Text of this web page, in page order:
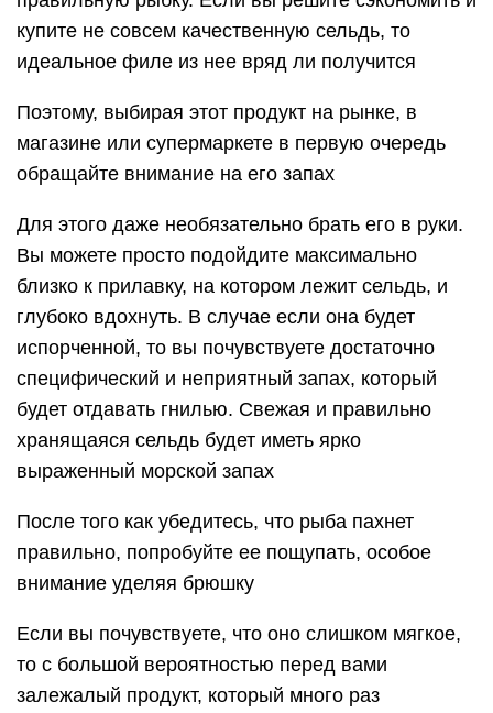
купите не совсем качественную сельдь, то
идеальное филе из нее вряд ли получится
Поэтому, выбирая этот продукт на рынке, в
магазине или супермаркете в первую очередь
обращайте внимание на его запах
Для этого даже необязательно брать его в руки.
Вы можете просто подойдите максимально
близко к прилавку, на котором лежит сельдь, и
глубоко вдохнуть. В случае если она будет
испорченной, то вы почувствуете достаточно
специфический и неприятный запах, который
будет отдавать гнилью. Свежая и правильно
хранящаяся сельдь будет иметь ярко
выраженный морской запах
После того как убедитесь, что рыба пахнет
правильно, попробуйте ее пощупать, особое
внимание уделяя брюшку
Если вы почувствуете, что оно слишком мягкое,
то с большой вероятностью перед вами
залежалый продукт, который много раз